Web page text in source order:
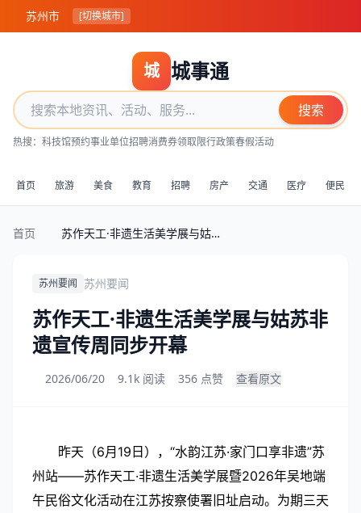
苏州市 [切换城市]
城 城事通
搜索
热搜： 科技馆预约事业单位招聘消费券领取限行政策春假活动
首页 旅游 美食 教育 招聘 房产 交通 医疗 便民
首页 苏作天工·非遗生活美学展与姑苏非遗宣传周同步开幕
苏州要闻 苏州要闻
苏作天工·非遗生活美学展与姑苏非
遗宣传周同步开幕
2026/06/20 9.1k 阅读 356 点赞 查看原文
昨天（6月19日），“水韵江苏·家门口享非遗”苏
州站——苏作天工·非遗生活美学展暨2026年吴地端
午民俗文化活动在江苏按察使署旧址启动。为期三天